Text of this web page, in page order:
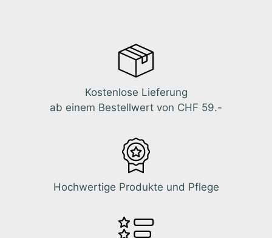
Kostenlose Lieferung
ab einem Bestellwert von CHF 59.-
Hochwertige Produkte und Pflege